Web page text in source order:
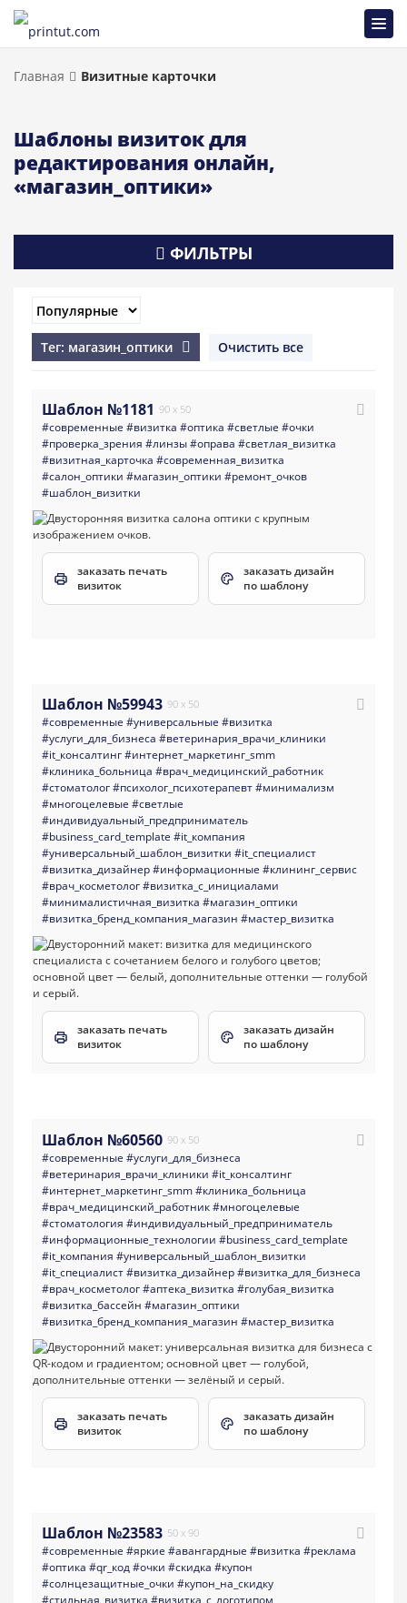
Главная Визитные карточки
Шаблоны визиток для
редактирования онлайн,
«магазин_оптики»
ФИЛЬТРЫ
Тег: магазин_оптики Очистить все
Шаблон №1181 90 x 50
#современные #визитка #оптика #светлые #очки
#проверка_зрения #линзы#оправа #светлая_визитка
#визитная_карточка #современная_визитка
#салон_оптики #магазин_оптики #ремонт_очков
#шаблон_визитки
заказать печать
визиток
заказать дизайн
по шаблону
Шаблон №59943 90 x 50
#современные #универсальные #визитка
#услуги_для_бизнеса #ветеринария_врачи_клиники
#it_консалтинг#интернет_маркетинг_smm
#клиника_больница #врач_медицинский_работник
#стоматолог#психолог_психотерапевт#минимализм
#многоцелевые #светлые
#индивидуальный_предприниматель
#business_card_template #it_компания
#универсальный_шаблон_визитки #it_специалист
#визитка_дизайнер#информационные #клининг_сервис
#врач_косметолог#визитка_с_инициалами
#минималистичная_визитка #магазин_оптики
#визитка_бренд_компания_магазин #мастер_визитка
заказать печать
визиток
заказать дизайн
по шаблону
Шаблон №60560 90 x 50
#современные #услуги_для_бизнеса
#ветеринария_врачи_клиники #it_консалтинг
#интернет_маркетинг_smm#клиника_больница
#врач_медицинский_работник#многоцелевые
#стоматология #индивидуальный_предприниматель
#информационные_технологии #business_card_template
#it_компания #универсальный_шаблон_визитки
#it_специалист#визитка_дизайнер#визитка_для_бизнеса
#врач_косметолог#аптека_визитка #голубая_визитка
#визитка_бассейн #магазин_оптики
#визитка_бренд_компания_магазин #мастер_визитка
заказать печать
визиток
заказать дизайн
по шаблону
Шаблон №23583 50 x 90
#современные #яркие #авангардные #визитка #реклама
#оптика #qr_код#очки #скидка #купон
#солнцезащитные_очки #купон_на_скидку
#стильная_визитка #визитка_с_логотипом